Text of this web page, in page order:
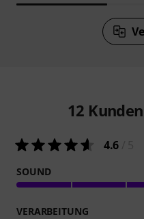
12
4.6
SOUND
VERARBEITUNG